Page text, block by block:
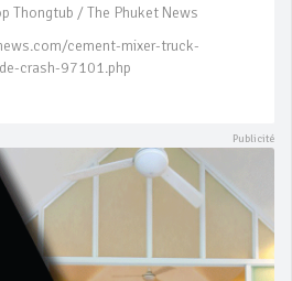
Thongtub / The Phuket News
cement-mixer-truck-
crash-97101.php